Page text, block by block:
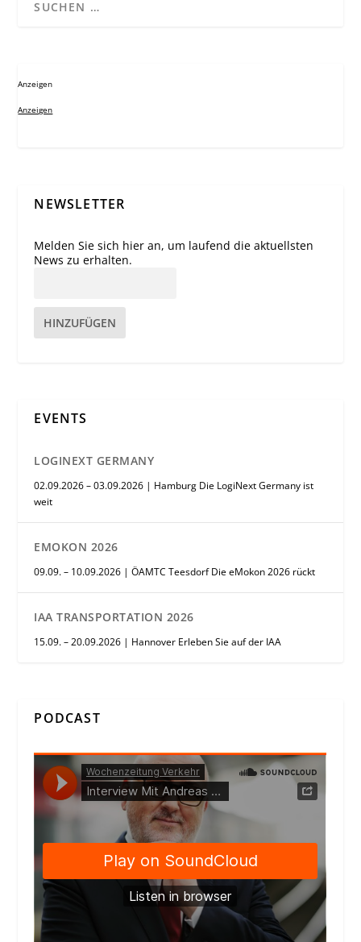
Anzeigen
Anzeigen
NEWSLETTER
Melden Sie sich hier an, um laufend die aktuellsten
News zu erhalten.
HINZUFÜGEN
EVENTS
LOGINEXT GERMANY
02.09.2026 – 03.09.2026 | Hamburg Die LogiNext Germany ist
weit
EMOKON 2026
09.09. – 10.09.2026 | ÖAMTC Teesdorf Die eMokon 2026 rückt
IAA TRANSPORTATION 2026
15.09. – 20.09.2026 | Hannover Erleben Sie auf der IAA
PODCAST